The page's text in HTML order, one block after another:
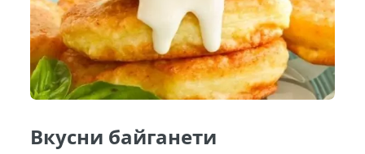
Вкусни байганети